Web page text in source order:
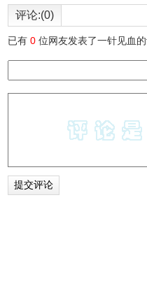
评论:(0)
已有0 位网友发表了一针见血